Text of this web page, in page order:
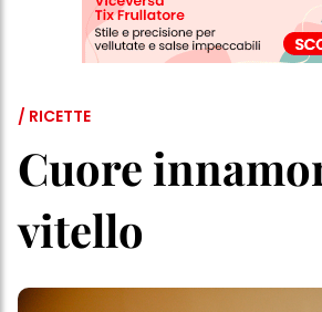
/ RICETTE
Cuore
vitello